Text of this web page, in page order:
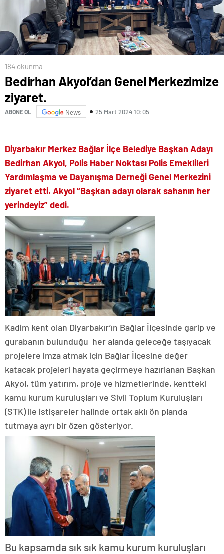
184 okunma
Bedirhan Akyol’dan Genel Merkezimize
ziyaret.
ABONE OL News 25 Mart 2024 10:05
Diyarbakır Merkez Bağlar İlçe Belediye Başkan Adayı
Bedirhan Akyol, Polis Haber Noktası Polis Emeklileri
Yardımlaşma ve Dayanışma Derneği Genel Merkezini
ziyaret etti. Akyol “Başkan adayı olarak sahanın her
yerindeyiz” dedi.
Kadim kent olan Diyarbakır’ın Bağlar İlçesinde garip ve
gurabanın bulunduğu her alanda geleceğe taşıyacak
projelere imza atmak için Bağlar İlçesine değer
katacak projeleri hayata geçirmeye hazırlanan Başkan
Akyol, tüm yatırım, proje ve hizmetlerinde, kentteki
kamu kurum kuruluşları ve Sivil Toplum Kuruluşları
(STK) ile istişareler halinde ortak aklı ön planda
tutmaya ayrı bir özen gösteriyor.
Bu kapsamda sık sık kamu kurum kuruluşları